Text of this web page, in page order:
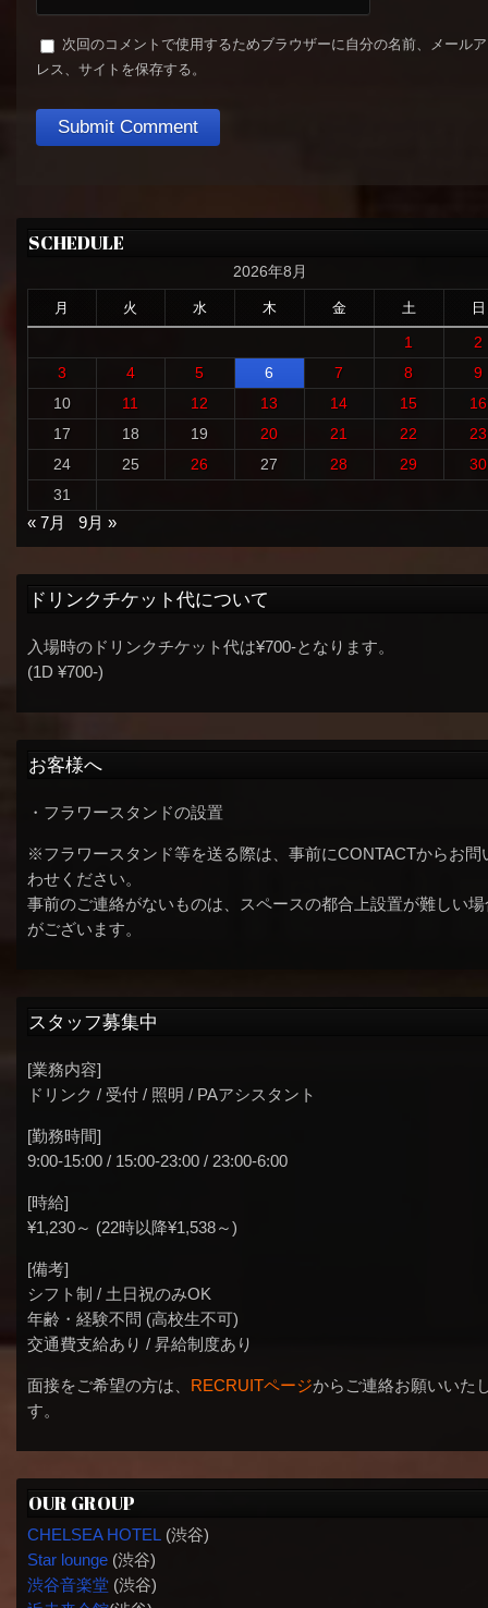
次回のコメントで使用するためブラウザーに自分の名前、メール
レス、サイトを保存する。
SCHEDULE
2026年8月
月 火 水 木 金 土 日
1
2
3
4 5 6 7 8
9
10
11 12 13 14 15
16
17
18 19 20 21 22
23
24
25 26 27 28 29
30
31
« 7月
9月 »
ドリンクチケット代について
入場時のドリンクチケット代は¥700-となります。
(1D ¥700-)
お客様へ
・フラワースタンドの設置
※フラワースタンド等を送る際は、事前にCONTACTからお問
わせください。
事前のご連絡がないものは、スペースの都合上設置が難しい場
がございます。
スタッフ募集中
[業務内容]
ドリンク / 受付 / 照明 / PAアシスタント
[勤務時間]
9:00-15:00 / 15:00-23:00 / 23:00-6:00
[時給]
¥1,230～ (22時以降¥1,538～)
[備考]
シフト制 / 土日祝のみOK
年齢・経験不問 (高校生不可)
交通費支給あり / 昇給制度あり
面接をご希望の方は、 RECRUITページからご連絡お願いいた
す。
OUR GROUP
CHELSEA HOTEL(渋谷)
Star lounge(渋谷)
渋谷音楽堂(渋谷)